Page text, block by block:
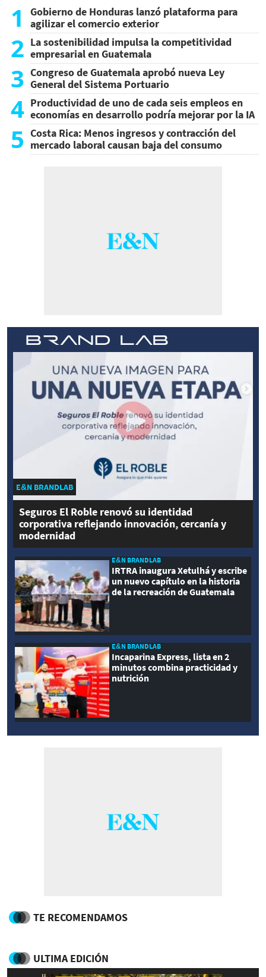
1
Gobierno de Honduras lanzó plataforma para
agilizar el comercio exterior
2 La sostenibilidad impulsa la competitividad
empresarial en Guatemala
3 Congreso de Guatemala aprobó nueva Ley
General del Sistema Portuario
4 Productividad de uno de cada seis empleos en
economías en desarrollo podría mejorar por la IA
5 Costa Rica: Menos ingresos y contracción del
mercado laboral causan baja del consumo
E&N BRANDLAB
Seguros El Roble renovó su identidad
corporativa reflejando innovación, cercanía y
modernidad
E&N BRANDLAB
IRTRA inaugura Xetulhá y escribe
un nuevo capítulo en la historia
de la recreación de Guatemala
E&N BRANDLAB
Incaparina Express, lista en 2
minutos combina practicidad y
nutrición
TE RECOMENDAMOS
ULTIMA EDICIÓN